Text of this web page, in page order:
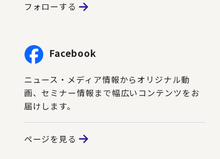
フォローする
Facebook
ニュース・メディア情報からオリジナル動
画、セミナー情報まで幅広いコンテンツをお
届けします。
ページを見る